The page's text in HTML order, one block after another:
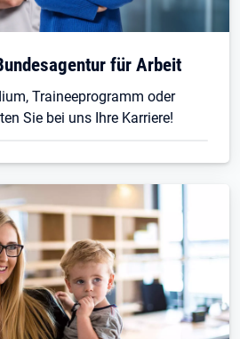
für Arbeit
Traineeprogramm oder
Sie bei uns Ihre Karriere!